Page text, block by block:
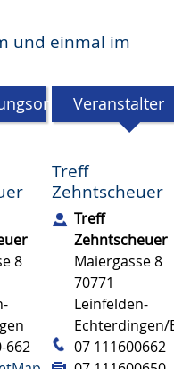
und einmal im
8
662
Veranstalter
Treff
Zehntscheuer
Treff
Zehntscheuer
Maiergasse 8
70771
Leinfelden-
07 111600662